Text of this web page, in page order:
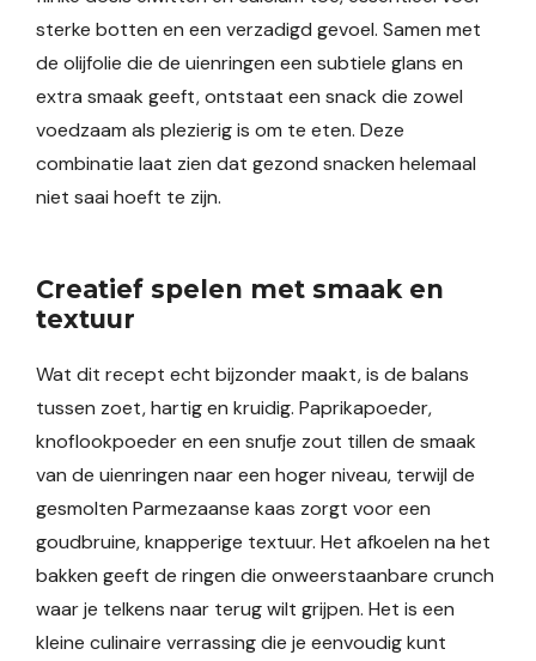
sterke botten en een verzadigd gevoel. Samen met
de olijfolie die de uienringen een subtiele glans en
extra smaak geeft, ontstaat een snack die zowel
voedzaam als plezierig is om te eten. Deze
combinatie laat zien dat gezond snacken helemaal
niet saai hoeft te zijn.
Creatief spelen met smaak en
textuur
Wat dit recept echt bijzonder maakt, is de balans
tussen zoet, hartig en kruidig. Paprikapoeder,
knoflookpoeder en een snufje zout tillen de smaak
van de uienringen naar een hoger niveau, terwijl de
gesmolten Parmezaanse kaas zorgt voor een
goudbruine, knapperige textuur. Het afkoelen na het
bakken geeft de ringen die onweerstaanbare crunch
waar je telkens naar terug wilt grijpen. Het is een
kleine culinaire verrassing die je eenvoudig kunt